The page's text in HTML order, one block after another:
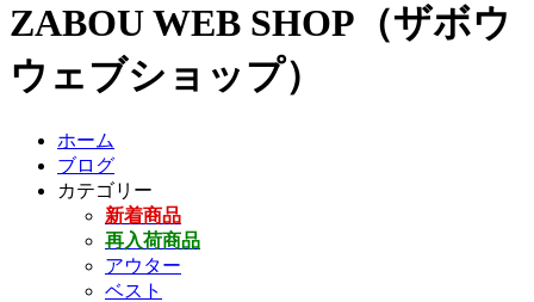
ZABOU WEB SHOP（ザボウ
ウェブショップ）
ホーム
ブログ
カテゴリー
新着商品
再入荷商品
アウター
ベスト